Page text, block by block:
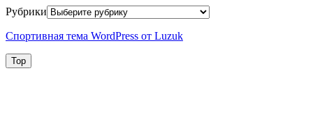
Рубрики
Спортивная тема WordPress от Luzuk
Top